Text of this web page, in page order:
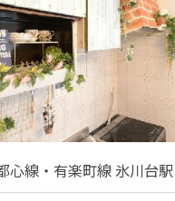
心線・有楽町線 氷川台駅